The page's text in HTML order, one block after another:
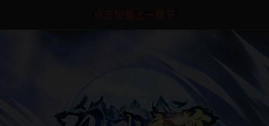
点击加载上一章节